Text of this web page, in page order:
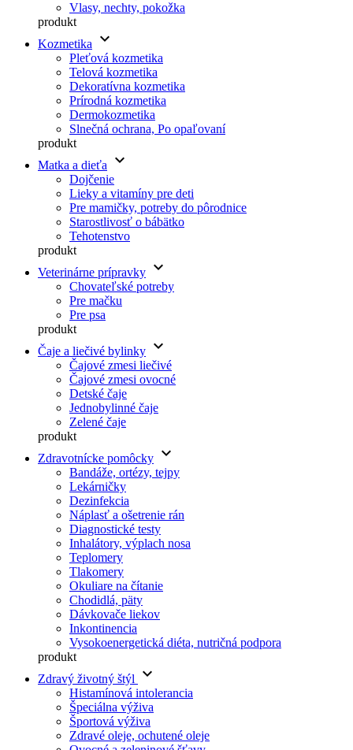
Vlasy, nechty, pokožka
produkt
Kozmetika
keyboard_arrow_down
Pleťová kozmetika
Telová kozmetika
Dekoratívna kozmetika
Prírodná kozmetika
Dermokozmetika
Slnečná ochrana, Po opaľovaní
produkt
Matka a dieťa
keyboard_arrow_down
Dojčenie
Lieky a vitamíny pre deti
Pre mamičky, potreby do pôrodnice
Starostlivosť o bábätko
Tehotenstvo
produkt
Veterinárne prípravky keyboard_arrow_down
Chovateľské potreby
Pre mačku
Pre psa
produkt
Čaje a liečivé bylinky keyboard_arrow_down
Čajové zmesi liečivé
Čajové zmesi ovocné
Detské čaje
Jednobylinné čaje
Zelené čaje
produkt
Zdravotnícke pomôcky keyboard_arrow_down
Bandáže, ortézy, tejpy
Lekárničky
Dezinfekcia
Náplasť a ošetrenie rán
Diagnostické testy
Inhalátory, výplach nosa
Teplomery
Tlakomery
Okuliare na čítanie
Chodidlá, päty
Dávkovače liekov
Inkontinencia
Vysokoenergetická diéta, nutričná podpora
produkt
Zdravý životný štýl
keyboard_arrow_down
Histamínová intolerancia
Špeciálna výživa
Športová výživa
Zdravé oleje, ochutené oleje